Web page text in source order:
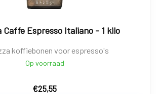
Caffe Espresso Italiano - 1 kilo
koffiebonen voor espresso's
Op voorraad
€25,55